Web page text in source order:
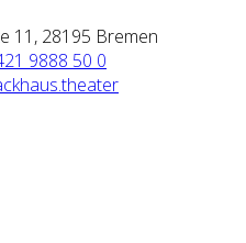
11, 28195 Bremen
9888 50 0